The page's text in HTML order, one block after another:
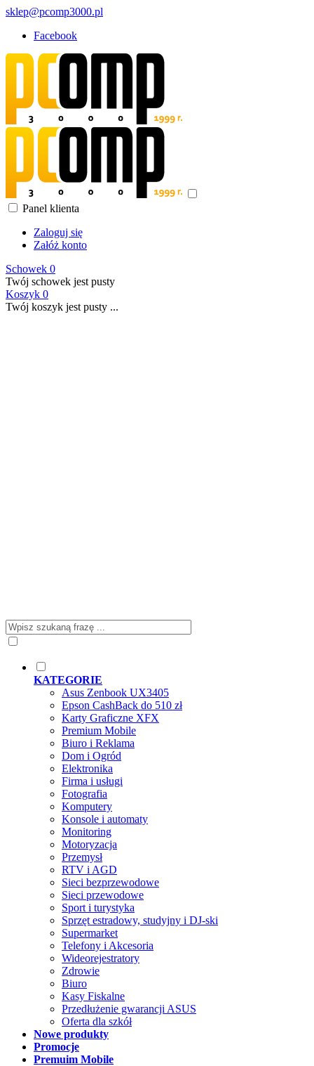
sklep@pcomp3000.pl
Facebook
Panel klienta
Zaloguj się
Załóż konto
Schowek 0
Twój schowek jest pusty
Koszyk 0
Twój koszyk jest pusty ...
KATEGORIE
Asus Zenbook UX3405
Epson CashBack do 510 zł
Karty Graficzne XFX
Premium Mobile
Biuro i Reklama
Dom i Ogród
Elektronika
Firma i usługi
Fotografia
Komputery
Konsole i automaty
Monitoring
Motoryzacja
Przemysł
RTV i AGD
Sieci bezprzewodowe
Sieci przewodowe
Sport i turystyka
Sprzęt estradowy, studyjny i DJ-ski
Supermarket
Telefony i Akcesoria
Wideorejestratory
Zdrowie
Biuro
Kasy Fiskalne
Przedłużenie gwarancji ASUS
Oferta dla szkół
Nowe produkty
Promocje
Premuim Mobile